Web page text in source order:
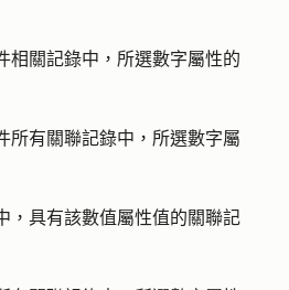
相關記錄中，所選數字屬性的
所有關聯記錄中，所選數字屬
，具有該數值屬性值的關聯記